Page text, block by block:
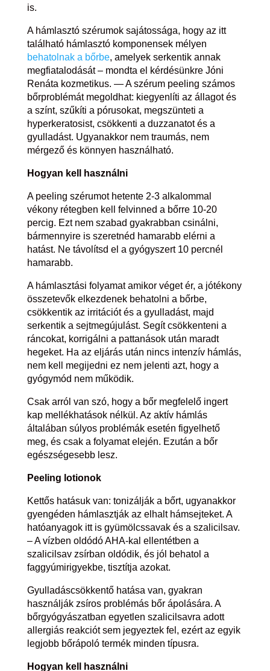
is.
A hámlasztó szérumok sajátossága, hogy az itt
található hámlasztó komponensek mélyen
behatolnak a bőrbe, amelyek serkentik annak
megfiatalodását – mondta el kérdésünkre Jóni
Renáta kozmetikus. — A szérum peeling számos
bőrproblémát megoldhat: kiegyenlíti az állagot és
a színt, szűkíti a pórusokat, megszünteti a
hyperkeratosist, csökkenti a duzzanatot és a
gyulladást. Ugyanakkor nem traumás, nem
mérgező és könnyen használható.
Hogyan kell használni
A peeling szérumot hetente 2-3 alkalommal
vékony rétegben kell felvinned a bőrre 10-20
percig. Ezt nem szabad gyakrabban csinálni,
bármennyire is szeretnéd hamarabb elérni a
hatást. Ne távolítsd el a gyógyszert 10 percnél
hamarabb.
A hámlasztási folyamat amikor véget ér, a jótékony
összetevők elkezdenek behatolni a bőrbe,
csökkentik az irritációt és a gyulladást, majd
serkentik a sejtmegújulást. Segít csökkenteni a
ráncokat, korrigálni a pattanások után maradt
hegeket. Ha az eljárás után nincs intenzív hámlás,
nem kell megijedni ez nem jelenti azt, hogy a
gyógymód nem működik.
Csak arról van szó, hogy a bőr megfelelő ingert
kap mellékhatások nélkül. Az aktív hámlás
általában súlyos problémák esetén figyelhető
meg, és csak a folyamat elején. Ezután a bőr
egészségesebb lesz.
Peeling lotionok
Kettős hatásuk van: tonizálják a bőrt, ugyanakkor
gyengéden hámlasztják az elhalt hámsejteket. A
hatóanyagok itt is gyümölcssavak és a szalicilsav.
– A vízben oldódó AHA-kal ellentétben a
szalicilsav zsírban oldódik, és jól behatol a
faggyúmirigyekbe, tisztítja azokat.
Gyulladáscsökkentő hatása van, gyakran
használják zsíros problémás bőr ápolására. A
bőrgyógyászatban egyetlen szalicilsavra adott
allergiás reakciót sem jegyeztek fel, ezért az egyik
legjobb bőrápoló termék minden típusra.
Hogyan kell használni